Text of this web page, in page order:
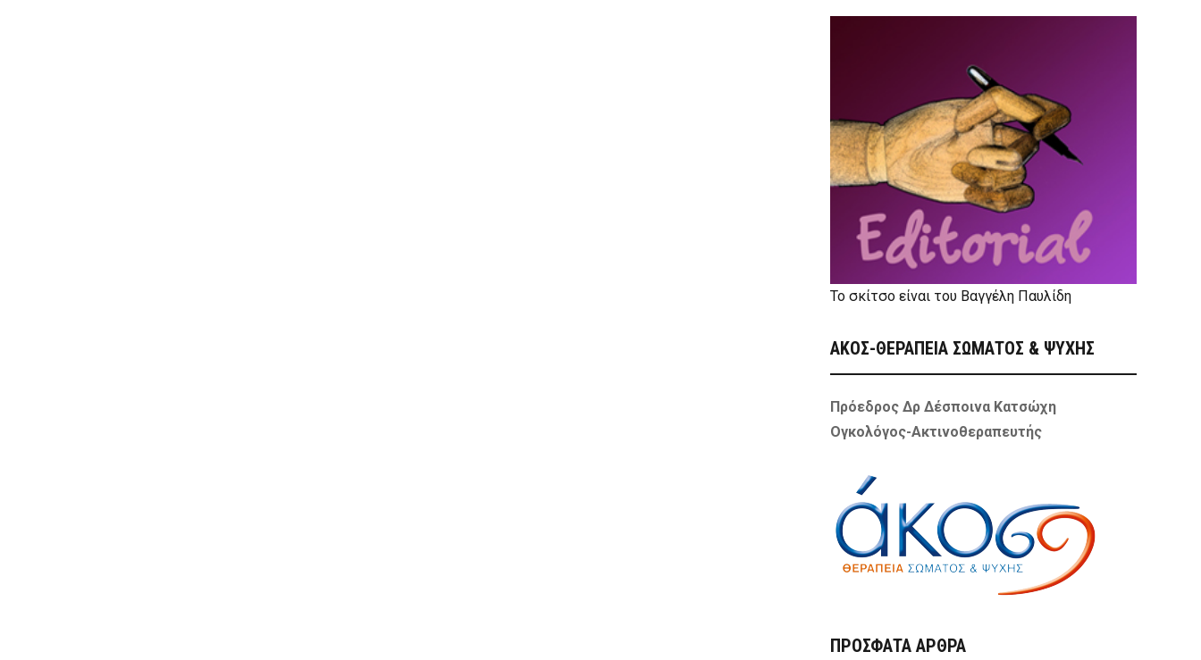
Το σκίτσο είναι του Βαγγέλη Παυλίδη
ΑΚΟΣ-ΘΕΡΑΠΕΙΑ ΣΩΜΑΤΟΣ & ΨΥΧΗΣ
Πρόεδρος Δρ Δέσποινα Κατσώχη
Ογκολόγος-Ακτινοθεραπευτής
ΠΡΌΣΦΑΤΑ ΆΡΘΡΑ